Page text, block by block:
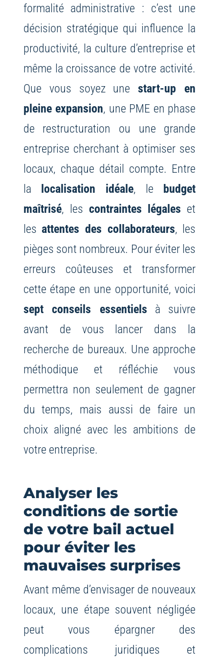
formalité administrative : c’est une
décision stratégique qui influence la
productivité, la culture d’entreprise et
même la croissance de votre activité.
Que vous soyez unestart-up en
pleine expansion, une PME en phase
de restructuration ou une grande
entreprise cherchant à optimiser ses
locaux, chaque détail compte. Entre
la localisation idéale, le budget
maîtrisé, les contraintes légales et
les attentes des collaborateurs, les
pièges sont nombreux. Pour éviter les
erreurs coûteuses et transformer
cette étape en une opportunité, voici
sept conseils essentiels à suivre
avant de vous lancer dans la
recherche de bureaux. Une approche
méthodique et réfléchie vous
permettra non seulement de gagner
du temps, mais aussi de faire un
choix aligné avec les ambitions de
votre entreprise.
Analyser les
conditions de sortie
de votre bail actuel
pour éviter les
mauvaises surprises
Avant même d’envisager de nouveaux
locaux, une étape souvent négligée
peut vous épargner des
complications juridiques et